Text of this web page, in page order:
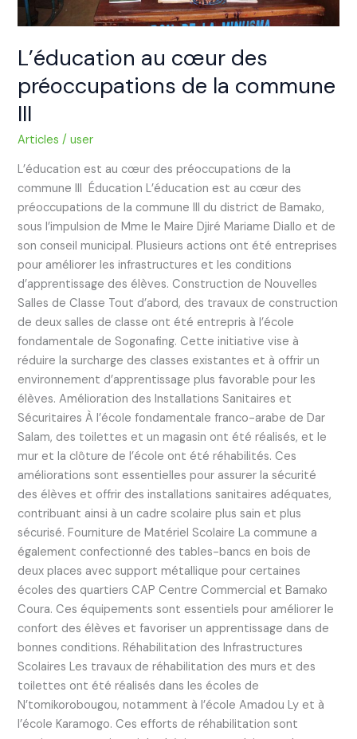
L’éducation au cœur des
préoccupations de la commune
III
Articles /user
L’éducation est au cœur des préoccupations de la
commune III Éducation L’éducation est au cœur des
préoccupations de la commune III du district de Bamako,
sous l’impulsion de Mme le Maire Djiré Mariame Diallo et de
son conseil municipal. Plusieurs actions ont été entreprises
pour améliorer les infrastructures et les conditions
d’apprentissage des élèves. Construction de Nouvelles
Salles de Classe Tout d’abord, des travaux de construction
de deux salles de classe ont été entrepris à l’école
fondamentale de Sogonafing. Cette initiative vise à
réduire la surcharge des classes existantes et à offrir un
environnement d’apprentissage plus favorable pour les
élèves. Amélioration des Installations Sanitaires et
Sécuritaires À l’école fondamentale franco-arabe de Dar
Salam, des toilettes et un magasin ont été réalisés, et le
mur et la clôture de l’école ont été réhabilités. Ces
améliorations sont essentielles pour assurer la sécurité
des élèves et offrir des installations sanitaires adéquates,
contribuant ainsi à un cadre scolaire plus sain et plus
sécurisé. Fourniture de Matériel Scolaire La commune a
également confectionné des tables-bancs en bois de
deux places avec support métallique pour certaines
écoles des quartiers CAP Centre Commercial et Bamako
Coura. Ces équipements sont essentiels pour améliorer le
confort des élèves et favoriser un apprentissage dans de
bonnes conditions. Réhabilitation des Infrastructures
Scolaires Les travaux de réhabilitation des murs et des
toilettes ont été réalisés dans les écoles de
N’tomikorobougou, notamment à l’école Amadou Ly et à
l’école Karamogo. Ces efforts de réhabilitation sont